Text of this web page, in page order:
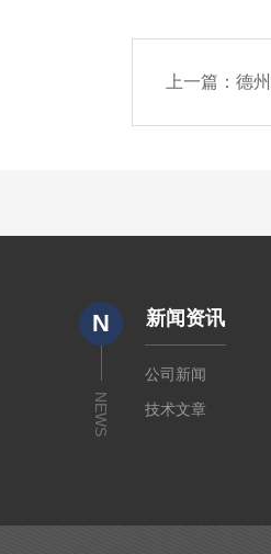
上一篇：德
N
NEWS
新闻资讯
公司新闻
技术文章